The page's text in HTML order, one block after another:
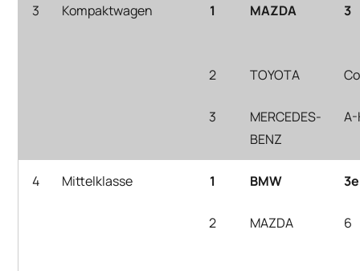
3 Kompaktwagen 1 MAZDA 3
2 TOYOTA
3
MERCEDES-
BENZ
4 Mittelklasse 1 BMW
2 MAZDA 6